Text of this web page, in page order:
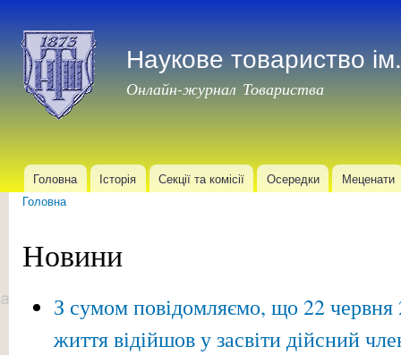
Наукове товариство
Онлайн-журнал Товариства
Головне меню
Головна Історія Секції та комісії Осередки Меценати
Головна
Новини
З сумом повідомляємо, що 22 червня
життя відійшов у засвіти дійсний